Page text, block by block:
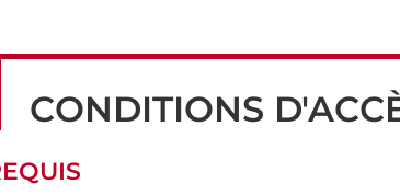
CONDITIONS